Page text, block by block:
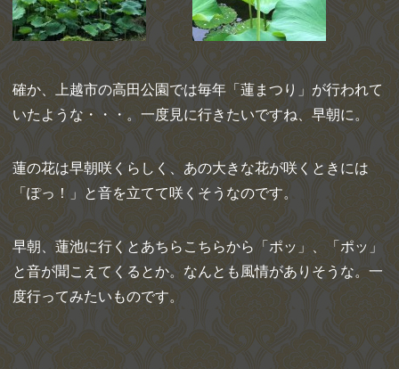
確か、上越市の高田公園では毎年「蓮まつり」が行われて
いたような・・・。一度見に行きたいですね、早朝に。
蓮の花は早朝咲くらしく、あの大きな花が咲くときには
「ぽっ！」と音を立てて咲くそうなのです。
早朝、蓮池に行くとあちらこちらから「ポッ」、「ポッ」
と音が聞こえてくるとか。なんとも風情がありそうな。一
度行ってみたいものです。